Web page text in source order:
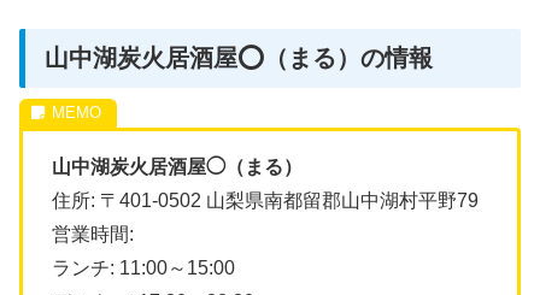
山中湖炭火居酒屋⭕️（まる）の情報
山中湖炭火居酒屋◯（まる）
住所: 〒401-0502 山梨県南都留郡山中湖村平野79
営業時間:
ランチ: 11:00～15:00